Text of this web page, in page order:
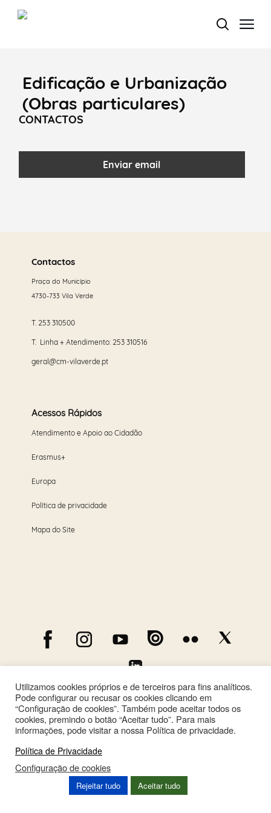
Termo de Pesquisa
Categorias gerais
Edificação e Urbanização
(Obras particulares)
CONTACTOS
Enviar email
maisContactos
Praça do Município
4730-733 Vila Verde
T. 253 310500
T. Linha + Atendimento: 253 310516
geral@cm-vilaverde.pt
Acessos Rápidos
Atendimento e Apoio ao Cidadão
Erasmus+
Europa
Política de privacidade
Mapa do Site
Utilizamos cookies próprios e de terceiros para fins analíticos.
Pode configurar ou recusar os cookies clicando em
“Configuração de cookies”. Também pode aceitar todos os
cookies, premindo o botão “Aceitar tudo”. Para mais
informações, pode visitar a nossa Política de privacidade.
Política de Privacidade
Configuração de cookies
Rejeitar tudo Aceitar tudo
This site is registered onwpml.orgas a development site. Switch to a production
site key toremove this banner.